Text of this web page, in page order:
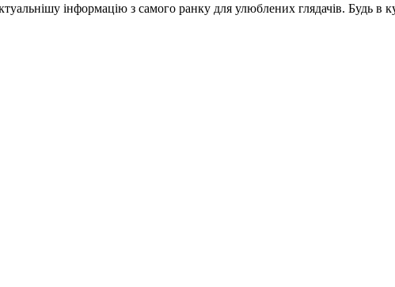
інформацію з самого ранку для улюблених глядачів. Будь в